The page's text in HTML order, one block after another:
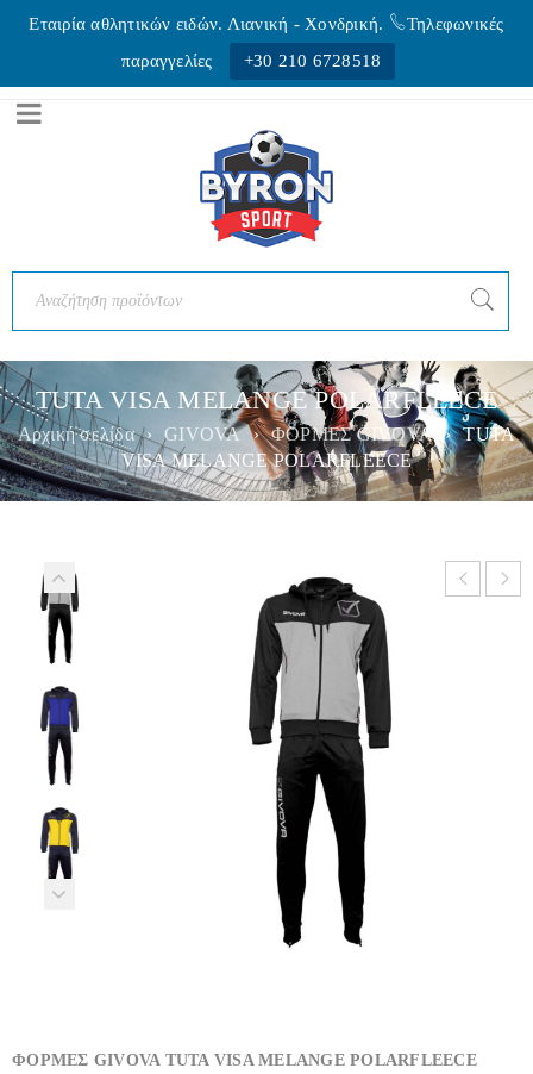
Εταιρία αθλητικών ειδών. Λιανική - Xονδρική.
Τηλεφωνικές
παραγγελίες
+30 210 6728518
TUTA VISA MELANGE POLARFLEECE
Αρχική σελίδα › GIVOVA › ΦΟΡΜΕΣ GIVOVA › TUTA
VISA MELANGE POLARFLEECE
ΦΟΡΜΕΣ GIVOVA TUTA VISA MELANGE POLARFLEECE